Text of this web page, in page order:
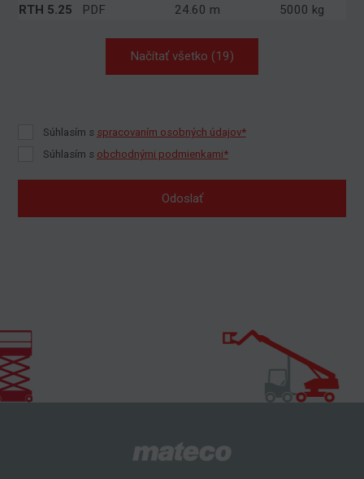
RTH 5.25
PDF 24.60 m 5000 kg
Načítať všetko (19)
Súhlasím s spracovaním osobných údajov*
Súhlasím s obchodnými podmienkami*
Odoslať